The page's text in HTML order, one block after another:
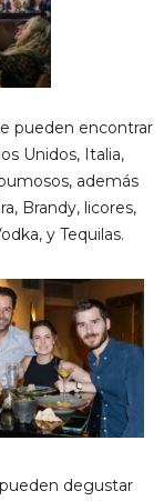
pueden encontrar
Unidos, Italia,
además
Brandy, licores,
y Tequilas.
degustar